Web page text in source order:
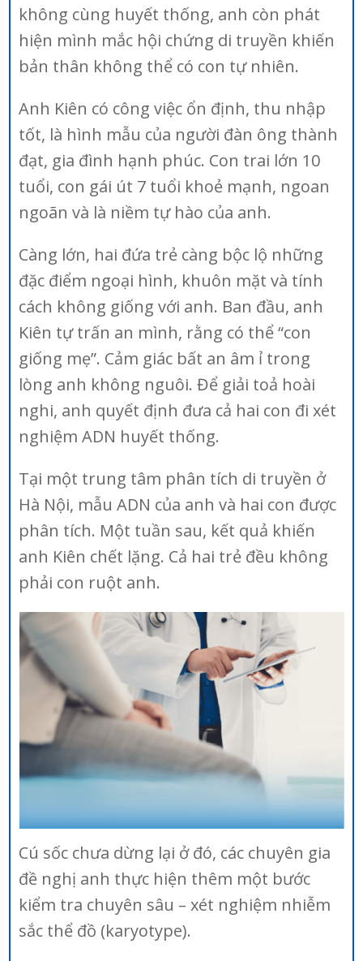
không cùng huyết thống, anh còn phát
hiện mình mắc hội chứng di truyền khiến
bản thân không thể có con tự nhiên.
Anh Kiên có công việc ổn định, thu nhập
tốt, là hình mẫu của người đàn ông thành
đạt, gia đình hạnh phúc. Con trai lớn 10
tuổi, con gái út 7 tuổi khoẻ mạnh, ngoan
ngoãn và là niềm tự hào của anh.
Càng lớn, hai đứa trẻ càng bộc lộ những
đặc điểm ngoại hình, khuôn mặt và tính
cách không giống với anh. Ban đầu, anh
Kiên tự trấn an mình, rằng có thể “con
giống mẹ”. Cảm giác bất an âm ỉ trong
lòng anh không nguôi. Để giải toả hoài
nghi, anh quyết định đưa cả hai con đi xét
nghiệm ADN huyết thống.
Tại một trung tâm phân tích di truyền ở
Hà Nội, mẫu ADN của anh và hai con được
phân tích. Một tuần sau, kết quả khiến
anh Kiên chết lặng. Cả hai trẻ đều không
phải con ruột anh.
Cú sốc chưa dừng lại ở đó, các chuyên gia
đề nghị anh thực hiện thêm một bước
kiểm tra chuyên sâu – xét nghiệm nhiễm
sắc thể đồ (karyotype).